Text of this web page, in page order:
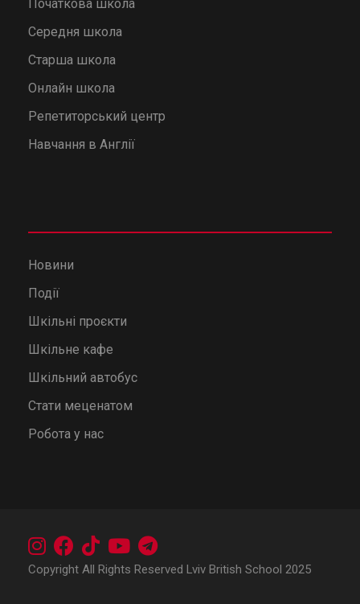
Початкова школа
Середня школа
Старша школа
Онлайн школа
Репетиторський центр
Навчання в Англії
Новини
Події
Шкільні проєкти
Шкільне кафе
Шкільний автобус
Стати меценатом
Робота у нас
Copyright All Rights Reserved Lviv British School 2025